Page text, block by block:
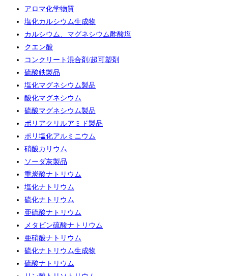
Whatsapp:+86-13356799699
塩化アンモニウム
硫酸アンモニウム
アロマ化学物質
塩化カルシウム生成物
カルシウム、マグネシウム酢酸塩
クエン酸
コンクリート混合剤/超可塑剤
硫酸鉄製品
塩化マグネシウム製品
酸化マグネシウム
硫酸マグネシウム製品
ポリアクリルアミド製品
ポリ塩化アルミニウム
硝酸カリウム
ソーダ灰製品
重炭酸ナトリウム
塩化ナトリウム
硫化ナトリウム